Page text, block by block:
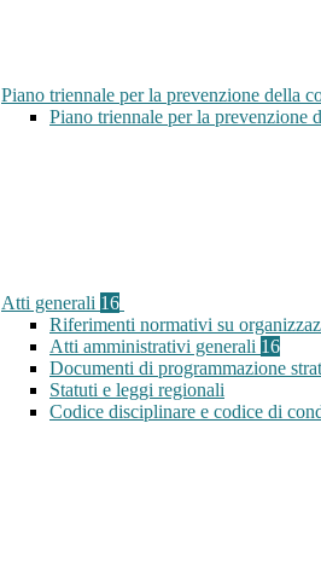
Piano triennale per la prevenzione della
Piano triennale per la prevenzione
Atti generali 16
Riferimenti normativi su
Atti amministrativi generali 16
Documenti di programmazione
Statuti e leggi regionali
Codice disciplinare e codice di